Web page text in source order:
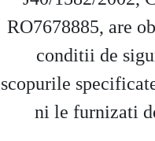
RO7678885, are
conditii de
scopurile
ni le furnizati